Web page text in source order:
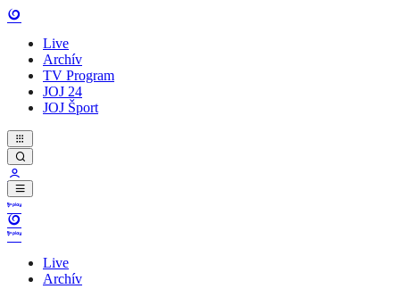
Live
Archív
TV Program
JOJ 24
JOJ Šport
Live
Archív